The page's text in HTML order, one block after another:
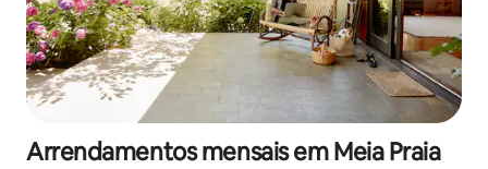
Arrendamentos mensais em Meia Praia